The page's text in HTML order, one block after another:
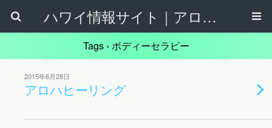
ハワイ情報サイト｜アロハタウンネット
Tags › ボディーセラピー
2015年6月28日
アロハヒーリング